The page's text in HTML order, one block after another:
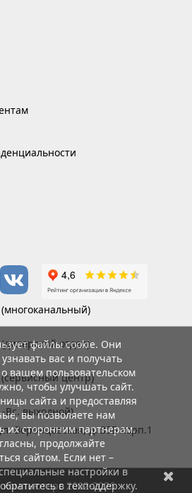
(многоканальный)
отдел)
(сервисный центр)
Вс. выходной)
Воронцовская, д. 35Б корп.1
2002-2026
файлы cookie. Они
вас и получать
вашем пользовательском
чтобы улучшать сайт.
сайта и предоставляя
вы позволяете нам
их сторонним партнерам.
продолжайте
сайтом. Если нет –
настройки в
в техподдержку.